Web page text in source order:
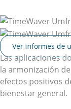
Ver informes de
Las aplicaciones
la armonización
efectos positivos
bienestar general.